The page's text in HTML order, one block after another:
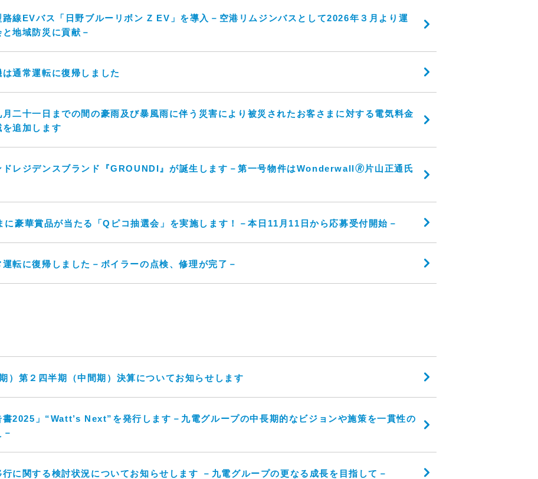
線EVバス「日野ブルーリボン Z EV」を導入－空港リムジンバスとして2026年３月より運
地域防災に貢献－
通常運転に復帰しました
二十一日までの間の豪雨及び暴風雨に伴う災害により被災されたお客さまに対する電気料金
追加します
ドレジデンスブランド『GROUNDI』が誕生します－第一号物件はWonderwall🄬片山正通氏
豪華賞品が当たる「Qピコ抽選会」を実施します！－本日11月11日から応募受付開始－
転に復帰しました－ボイラーの点検、修理が完了－
）第２四半期（中間期）決算についてお知らせします
書2025」“Watt’s Next”を発行します－九電グループの中長期的なビジョンや施策を一貫性の
に関する検討状況についてお知らせします －九電グループの更なる成長を目指して－